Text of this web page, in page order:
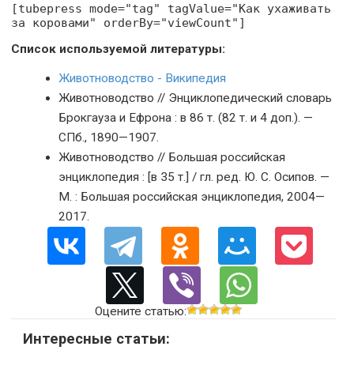
[tubepress mode="tag" tagValue="Как ухаживать
за коровами" orderBy="viewCount"]
Список используемой литературы:
Животноводство - Википедия
Животноводство // Энциклопедический словарь
Брокгауза и Ефрона : в 86 т. (82 т. и 4 доп.). —
СПб., 1890—1907.
Животноводство // Большая российская
энциклопедия : [в 35 т.] / гл. ред. Ю. С. Осипов. —
М. : Большая российская энциклопедия, 2004—
2017.
Оцените статью:
Интересные статьи: